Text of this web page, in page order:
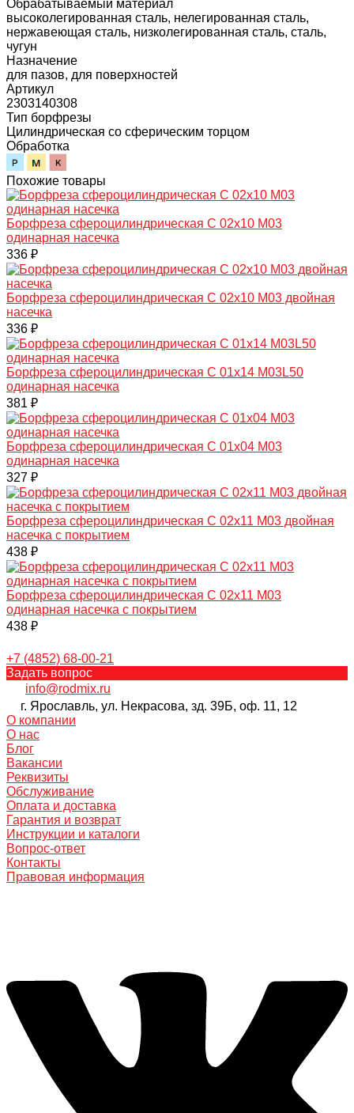
Обрабатываемый материал
высоколегированная сталь, нелегированная сталь,
нержавеющая сталь, низколегированная сталь, сталь,
чугун
Назначение
для пазов, для поверхностей
Артикул
2303140308
Тип борфрезы
Цилиндрическая со сферическим торцом
Обработка
Похожие товары
Борфреза сфероцилиндрическая C 02х10 M03
одинарная насечка
336 ₽
Борфреза сфероцилиндрическая C 02х10 M03 двойная
насечка
336 ₽
Борфреза сфероцилиндрическая C 01х14 M03L50
одинарная насечка
381 ₽
Борфреза сфероцилиндрическая C 01х04 M03
одинарная насечка
327 ₽
Борфреза сфероцилиндрическая C 02х11 M03 двойная
насечка с покрытием
438 ₽
Борфреза сфероцилиндрическая C 02х11 M03
одинарная насечка с покрытием
438 ₽
+7 (4852) 68-00-21
Задать вопрос
info@rodmix.ru
г. Ярославль, ул. Некрасова, зд. 39Б, оф. 11, 12
О компании
О нас
Блог
Вакансии
Реквизиты
Обслуживание
Оплата и доставка
Гарантия и возврат
Инструкции и каталоги
Вопрос-ответ
Контакты
Правовая информация